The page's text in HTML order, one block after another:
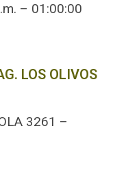
– 01:00:00
LOS OLIVOS
3261 –